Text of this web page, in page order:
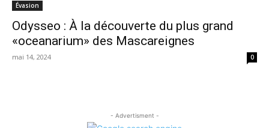
Évasion
Odysseo : À la découverte du plus grand
«oceanarium» des Mascareignes
mai 14, 2024 0
- Advertisment -